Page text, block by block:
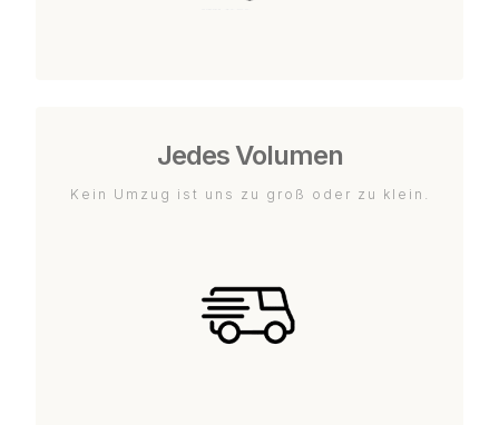
Jedes Volumen
Kein Umzug ist uns zu groß oder zu klein.